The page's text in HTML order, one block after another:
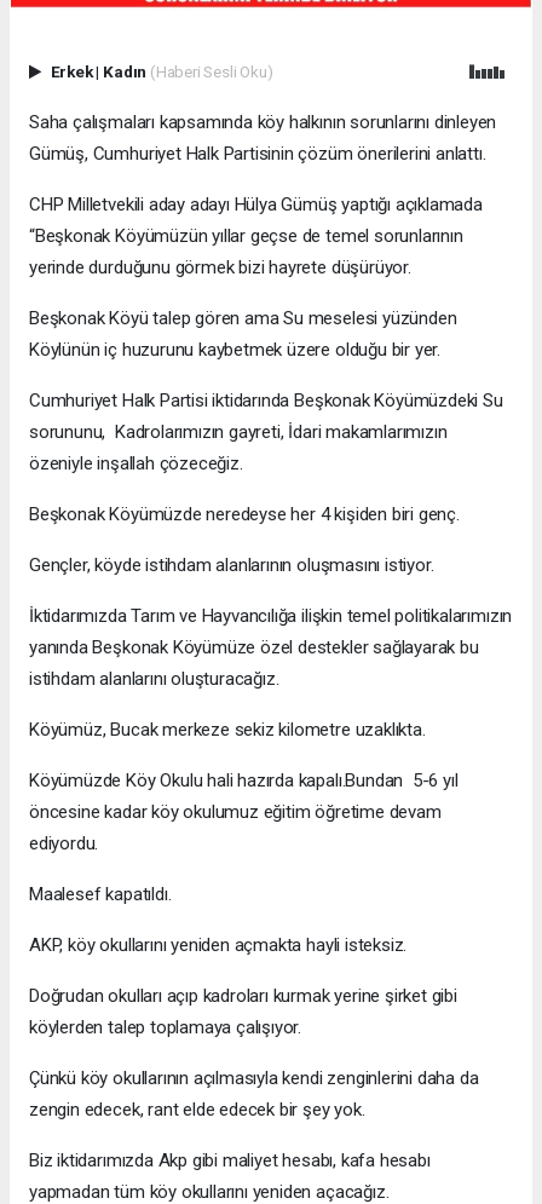
Erkek| Kadın (Haberi Sesli Oku)
Saha çalışmaları kapsamında köy halkının sorunlarını dinleyen
Gümüş, Cumhuriyet Halk Partisinin çözüm önerilerini anlattı.
CHP Milletvekili aday adayı Hülya Gümüş yaptığı açıklamada
“Beşkonak Köyümüzün yıllar geçse de temel sorunlarının
yerinde durduğunu görmek bizi hayrete düşürüyor.
Beşkonak Köyü talep gören ama Su meselesi yüzünden
Köylünün iç huzurunu kaybetmek üzere olduğu bir yer.
Cumhuriyet Halk Partisi iktidarında Beşkonak Köyümüzdeki Su
sorununu, Kadrolarımızın gayreti, İdari makamlarımızın
özeniyle inşallah çözeceğiz.
Beşkonak Köyümüzde neredeyse her 4 kişiden biri genç.
Gençler, köyde istihdam alanlarının oluşmasını istiyor.
İktidarımızda Tarım ve Hayvancılığa ilişkin temel politikalarımızın
yanında Beşkonak Köyümüze özel destekler sağlayarak bu
istihdam alanlarını oluşturacağız.
Köyümüz, Bucak merkeze sekiz kilometre uzaklıkta.
Köyümüzde Köy Okulu hali hazırda kapalı.Bundan 5-6 yıl
öncesine kadar köy okulumuz eğitim öğretime devam
ediyordu.
Maalesef kapatıldı.
AKP, köy okullarını yeniden açmakta hayli isteksiz.
Doğrudan okulları açıp kadroları kurmak yerine şirket gibi
köylerden talep toplamaya çalışıyor.
Çünkü köy okullarının açılmasıyla kendi zenginlerini daha da
zengin edecek, rant elde edecek bir şey yok.
Biz iktidarımızda Akp gibi maliyet hesabı, kafa hesabı
yapmadan tüm köy okullarını yeniden açacağız.